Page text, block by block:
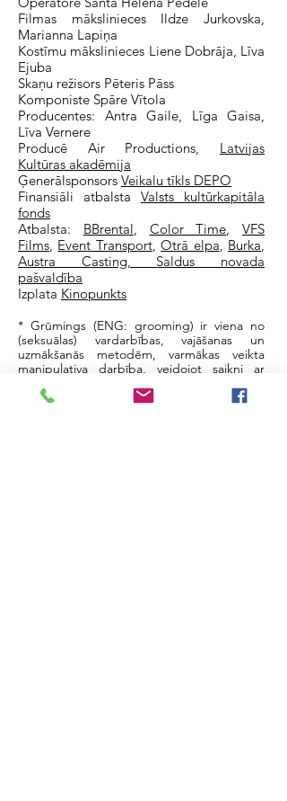
Filmas mākslinieces Ildze Jurkovska,
Marianna Lapiņa
Kostīmu mākslinieces Liene Dobrāja, Līva
Ejuba
Skaņu režisors Pēteris Pāss
Komponiste Spāre Vītola
Producentes: Antra Gaile, Līga Gaisa,
Līva Vernere
Producē Air Productions, Latvijas
Kultūras akadēmija
Ģenerālsponsors Veikalu tīkls DEPO
Finansiāli atbalsta Valsts kultūrkapitāla
fonds
Atbalsta: BBrental, Color Time, VFS
Films, Event Transport,Otrā elpa, Burka,
Austra Casting, Saldus novada
pašvaldība
Izplata Kinopunkts
* Grūmings (ENG: grooming) ir viena no
(seksuālas) vardarbības, vajāšanas un
uzmākšanās metodēm, varmākas veikta
manipulativa darbība, veidojot saikni ar
vai jaunieti padarītu izolētu no ierastās vides